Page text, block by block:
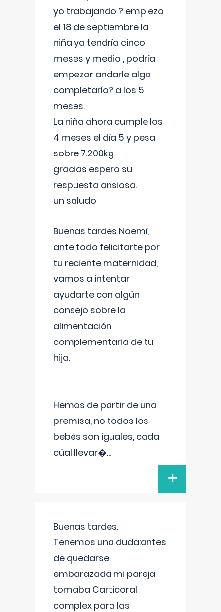
yo trabajando ? empiezo
el 18 de septiembre la
niña ya tendría cinco
meses y medio , podría
empezar andarle algo
completarío? a los 5
meses.
La niña ahora cumple los
4 meses el día 5 y pesa
sobre 7.200kg
gracias espero su
respuesta ansiosa.
un saludo
Buenas tardes Noemí,
ante todo felicitarte por
tu reciente maternidad,
vamos a intentar
ayudarte con algún
consejo sobre la
alimentación
complementaria de tu
hija.
Hemos de partir de una
premisa, no todos los
bebés son iguales, cada
cúal llevar�...
+
Buenas tardes.
Tenemos una duda:antes
de quedarse
embarazada mi pareja
tomaba Carticoral
complex para las